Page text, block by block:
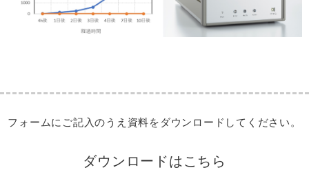
フォームにご記入のうえ資料をダウンロードしてください。
ダウンロードはこちら